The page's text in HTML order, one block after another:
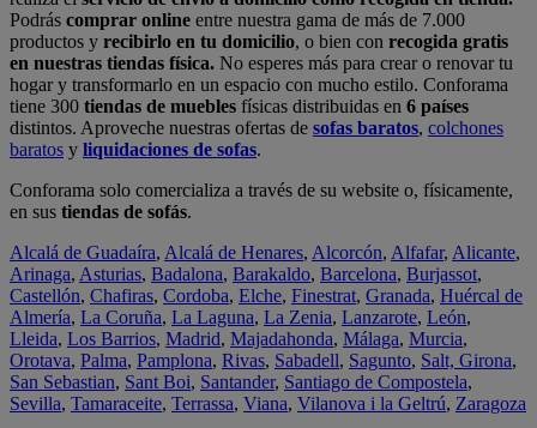
Podrás comprar online entre nuestra gama de más de 7.000
productos y recibirlo en tu domicilio, o bien con recogida gratis
en nuestras tiendas física. No esperes más para crear o renovar tu
hogar y transformarlo en un espacio con mucho estilo. Conforama
tiene 300 tiendas de muebles físicas distribuidas en 6 países
distintos. Aproveche nuestras ofertas de sofas baratos, colchones
baratos y liquidaciones de sofas.
Conforama solo comercializa a través de su website o, físicamente,
en sus tiendas de sofás.
Alcalá de Guadaíra, Alcalá de Henares, Alcorcón, Alfafar, Alicante,
Arinaga, Asturias, Badalona, Barakaldo, Barcelona, Burjassot,
Castellón, Chafiras, Cordoba, Elche, Finestrat, Granada, Huércal de
Almería, La Coruña, La Laguna, La Zenia, Lanzarote, León,
Lleida, Los Barrios, Madrid, Majadahonda, Málaga, Murcia,
Orotava, Palma, Pamplona, Rivas, Sabadell, Sagunto, Salt, Girona,
San Sebastian, Sant Boi, Santander, Santiago de Compostela,
Sevilla, Tamaraceite, Terrassa, Viana, Vilanova i la Geltrú, Zaragoza